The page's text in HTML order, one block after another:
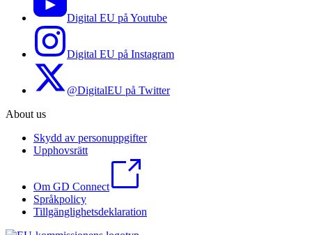
Digital EU på Youtube
Digital EU på Instagram
@DigitalEU på Twitter
About us
Skydd av personuppgifter
Upphovsrätt
Om GD Connect
Språkpolicy
Tillgänglighetsdeklaration